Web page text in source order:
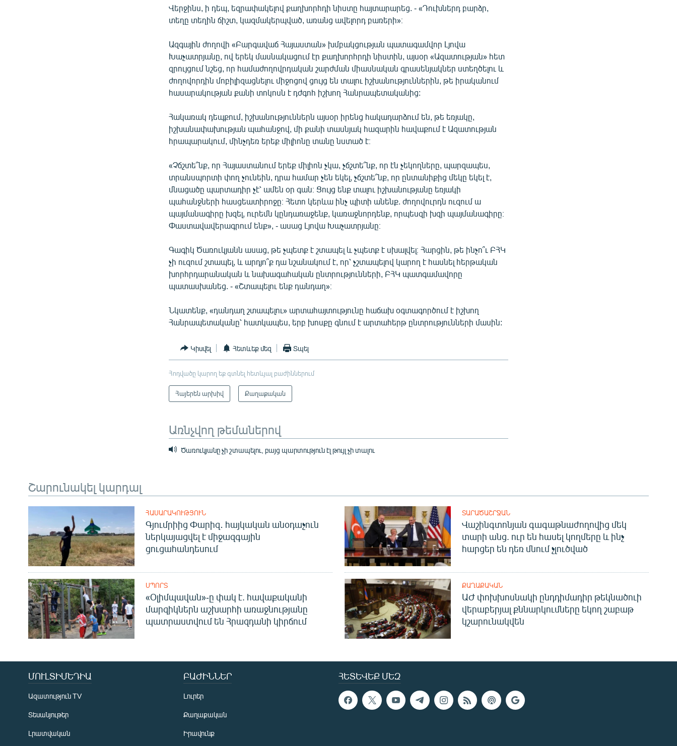
Վերջինս, ի դեպ, եզրափակելով քաղխորհդի նիստը հայտարարեց. - «Դուխներդ բարձր,
տեղը տեղին ճիշտ, կազմակերպված, առանց ավելորդ բառերի»։
Ազգային ժողովի «Բարգավաճ Հայաստան» խմբակցության պատագամվոր Լյովա
Խաչատրյանը, ով երեկ մասնակացում էր քաղխորհրդի նիստին, այսօր «Ազատության» հետ
զրույցում նշեց, որ համաժողովրդական շարժման միասնական գրասենյակներ ստեղծելու և
ժողովորդին մոբիլիզացնելու միջոցով ցույց են տալու իշխանություններին, թե իրականում
հասարակության քանի տոկոսն է դժգոհ իշխող Հանրապետականից:
Հակառակ դեպքում, իշխանություններն այսօր իրենց հակադարձում են, թե եռյակը,
իշխանափախության պահանջով, մի քանի տասնյակ հազարին հավաքում է Ազատության
հրապարակում, մինչդեռ երեք միլիոնը տանը նստած է։
«Չճշտե՞նք, որ Հայաստանում երեք միլիոն չկա, չճշտե՞նք, որ էն չեկողները, պարզապես,
տրանսպորտի փող չունեին, դրա համար չեն եկել, չճշտե՞նք, որ ընտանիքից մեկը եկել է,
մնացածը պարտադիր չէ՝ ամեն օր գան։ Ցույց ենք տալու իշխանությանը եռյակի
պահանջների հասցեատիրոջը։ Հետո կերևա ինչ պիտի անենք. ժողովուրդն ուզում ա
պայմանագիրը խզել, ուրեմն կընդառաջենք, կառաջնորդենք, որպեսզի խզի պայմանագիրը։
Փաստավավերագրում ենք», - ասաց Լյովա Խաչատրյանը։
Գագիկ Ծառուկյանն ասաց, թե չպետք է շտապել և չպետք է սխալվել։ Հարցին, թե ինչո՞ւ ԲՀԿ
չի ուզում շտապել, և արդյո՞ք դա նշանակում է, որ՝ չշտապելով կարող է հասնել հերթական
խորհրդարանական և նախագահական ընտրությունների, ԲՀԿ պատգամավորը
պատասխանեց. - «Շտապելու ենք դանդաղ»։
Նկատենք, «դանդաղ շտապելու» արտահայտությունը հաճախ օգտագործում է իշխող
Հանրապետականը՝ հատկապես, երբ խոսքը գնում է արտահերթ ընտրությունների մասին:
Կիսվել Հետևեք մեզ Տպել
Հոդվածը կարող եք գտնել հետևյալ բաժիններում
Հայերեն արխիվ Քաղաքական
Առնչվող թեմաներով
Ծառուկյանը չի շտապելու, բայց պարտություն էլ թույլ չի տալու
Շարունակել կարդալ
ՀԱՍԱՐԱԿՈՒԹՅՈՒՆ
Գյումրիից Փարիզ․ հայկական անօդաչուն
ներկայացվել է միջազգային
ցուցահանդեսում
ՏԱՐԱԾԱՇՐՋԱՆ
Վաշինգտոնյան գագաթնաժողովից մեկ
տարի անց. ուր են հասել կողմերը և ինչ
հարցեր են դեռ մնում չլուծված
ՍՊՈՐՏ
«Օլիմպավան»-ը փակ է. հավաքականի
մարզիկներն աշխարհի առաջնությանը
պատրաստվում են Հրազդանի կիրճում
ՔԱՂԱՔԱԿԱՆ
ԱԺ փոխխոսնակի ընդդիմադիր թեկնածուի
վերաբերյալ քննարկումները եկող շաբաթ
կշարունակվեն
ՀԵՏԵՎԵՔ ՄԵԶ
ՄՈՒԼՏԻՄԵԴԻԱ
Ազատություն TV
Տեսանյութեր
Լրատվական
ԲԱԺԻՆՆԵՐ
Լուրեր
Քաղաքական
Իրավունք